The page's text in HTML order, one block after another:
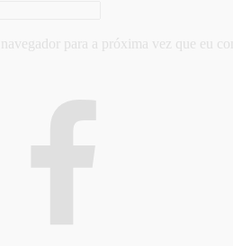
para a próxima vez que eu